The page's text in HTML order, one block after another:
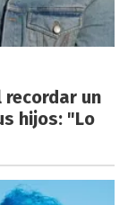
recordar un
hijos: "Lo